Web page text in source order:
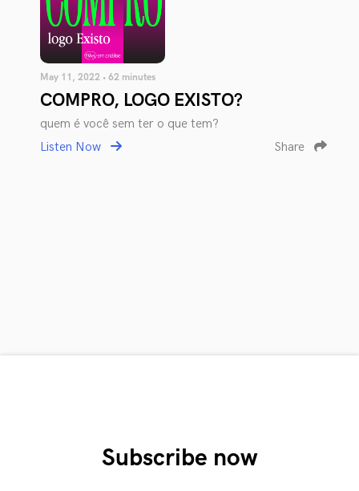
May 11, 2022 • 62 minutes
COMPRO, LOGO EXISTO?
quem é você sem ter o que tem?
Listen Now
Share
Subscribe now